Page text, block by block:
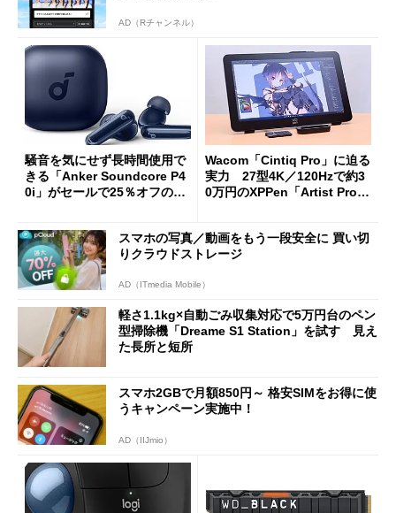
AD（Rチャンネル）
騒音を気にせず長時間使用で
きる「Anker Soundcore P4
0i」がセールで25％オフの59
Wacom「Cintiq Pro」に迫る
実力 27型4K／120Hzで約3
0万円のXPPen「Artist Pro 2
スマホの写真／動画をもう一段安全に 買い切
りクラウドストレージ
AD（ITmedia Mobile）
軽さ1.1kg×自動ごみ収集対応で5万円台のペン
型掃除機「Dreame S1 Station」を試す 見え
た長所と短所
スマホ2GBで月額850円～ 格安SIMをお得に使
うキャンペーン実施中！
AD（IIJmio）